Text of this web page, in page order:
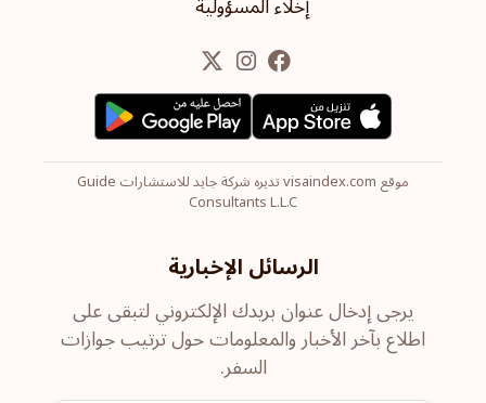
موقع visaindex.com تديره شركة جايد للاستشارات Guide
Consultants L.L.C
الرسائل الإخبارية
يرجى إدخال عنوان بريدك الإلكتروني لتبقى على
اطلاع بآخر الأخبار والمعلومات حول ترتيب جوازات
السفر.